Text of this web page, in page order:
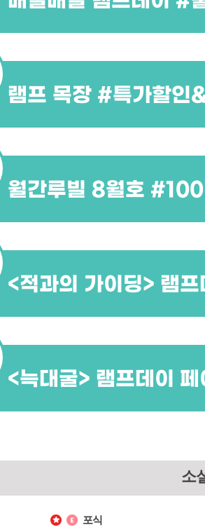
램프 목장 #특가할인
월간루빌 8월호 #100
<적과의 가이딩> 램
<늑대굴> 램프데이 페
소
포식